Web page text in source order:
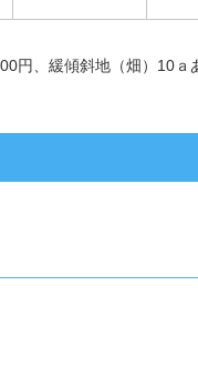
円、緩傾斜地（畑）10ａ